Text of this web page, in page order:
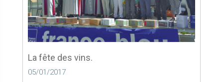
La fête des vins.
05/01/2017